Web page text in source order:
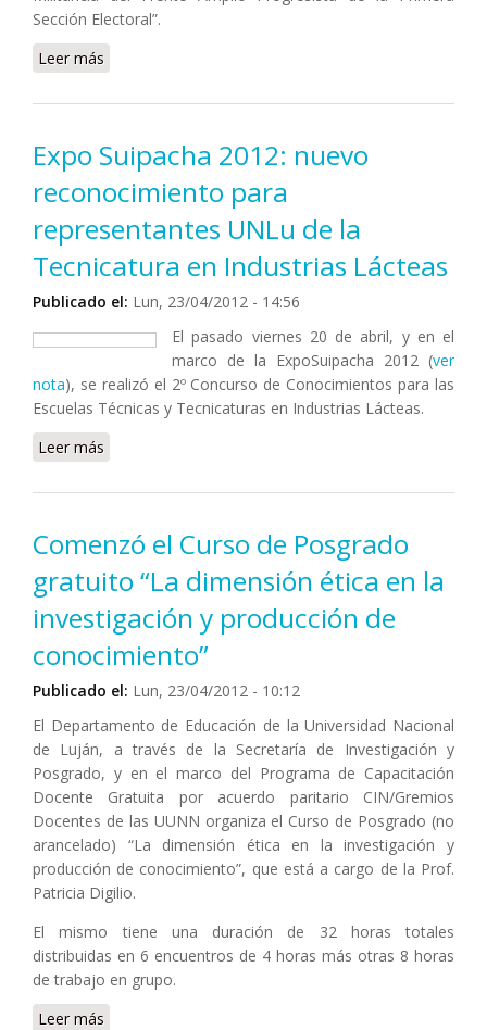
Sección Electoral”.
Leer más
por el Rector
Expo Suipacha 2012: nuevo
reconocimiento para
representantes UNLu de la
Tecnicatura en Industrias Lácteas
Publicado el: Lun, 23/04/2012 - 14:56
El pasado viernes 20 de abril, y en el
marco de la ExpoSuipacha 2012 (ver
nota), se realizó el 2º Concurso de Conocimientos para las
Escuelas Técnicas y Tecnicaturas en Industrias Lácteas.
Leer más
Industrias Lácteas
Comenzó el Curso de Posgrado
gratuito “La dimensión ética en la
investigación y producción de
conocimiento”
Publicado el: Lun, 23/04/2012 - 10:12
El Departamento de Educación de la Universidad Nacional
de Luján, a través de la Secretaría de Investigación y
Posgrado, y en el marco del Programa de Capacitación
Docente Gratuita por acuerdo paritario CIN/Gremios
Docentes de las UUNN organiza el Curso de Posgrado (no
arancelado) “La dimensión ética en la investigación y
producción de conocimiento”, que está a cargo de la Prof.
Patricia Digilio.
El mismo tiene una duración de 32 horas totales
distribuidas en 6 encuentros de 4 horas más otras 8 horas
de trabajo en grupo.
Leer más